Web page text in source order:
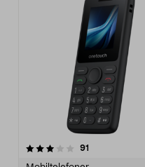
91
4.0 av 5 stjärnor